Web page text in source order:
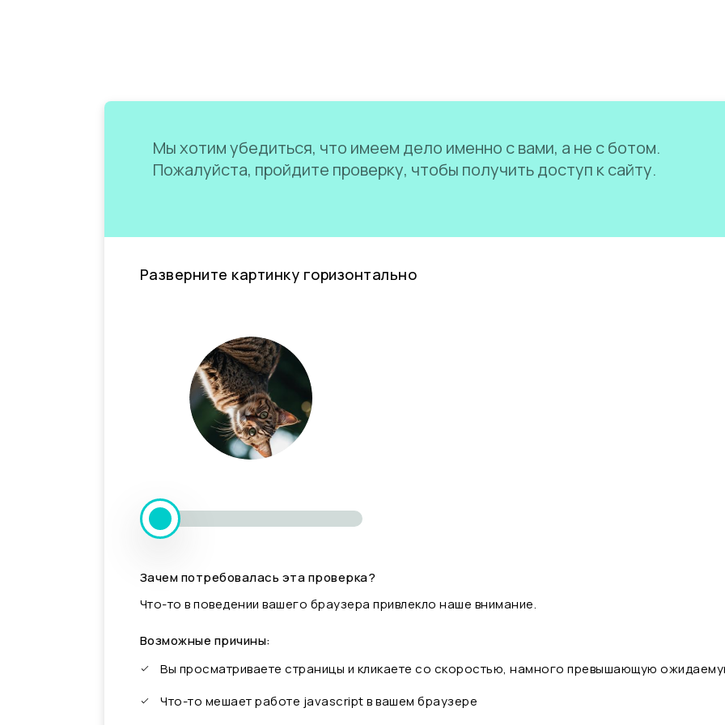
Мы хотим убедиться, что имеем дело именно с вами, а не с ботом.
Пожалуйста, пройдите проверку, чтобы получить доступ к сайту.
Разверните картинку горизонтально
Зачем потребовалась эта проверка?
Что-то в поведении вашего браузера привлекло наше внимание.
Возможные причины:
Вы просматриваете страницы и кликаете со скоростью, намного превышающую
Что-то мешает работе javascript в вашем браузере